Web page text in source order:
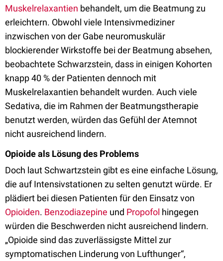
Muskelrelaxantien behandelt, um die Beatmung zu
erleichtern. Obwohl viele Intensivmediziner
inzwischen von der Gabe neuromuskulär
blockierender Wirkstoffe bei der Beatmung absehen,
beobachtete Schwarzstein, dass in einigen Kohorten
knapp 40 % der Patienten dennoch mit
Muskelrelaxantien behandelt wurden. Auch viele
Sedativa, die im Rahmen der Beatmungstherapie
benutzt werden, würden das Gefühl der Atemnot
nicht ausreichend lindern.
Opioide als Lösung des Problems
Doch laut Schwartzstein gibt es eine einfache Lösung,
die auf Intensivstationen zu selten genutzt würde. Er
plädiert bei diesen Patienten für den Einsatz von
Opioiden. Benzodiazepine und Propofol hingegen
würden die Beschwerden nicht ausreichend lindern.
„Opioide sind das zuverlässigste Mittel zur
symptomatischen Linderung von Lufthunger“,